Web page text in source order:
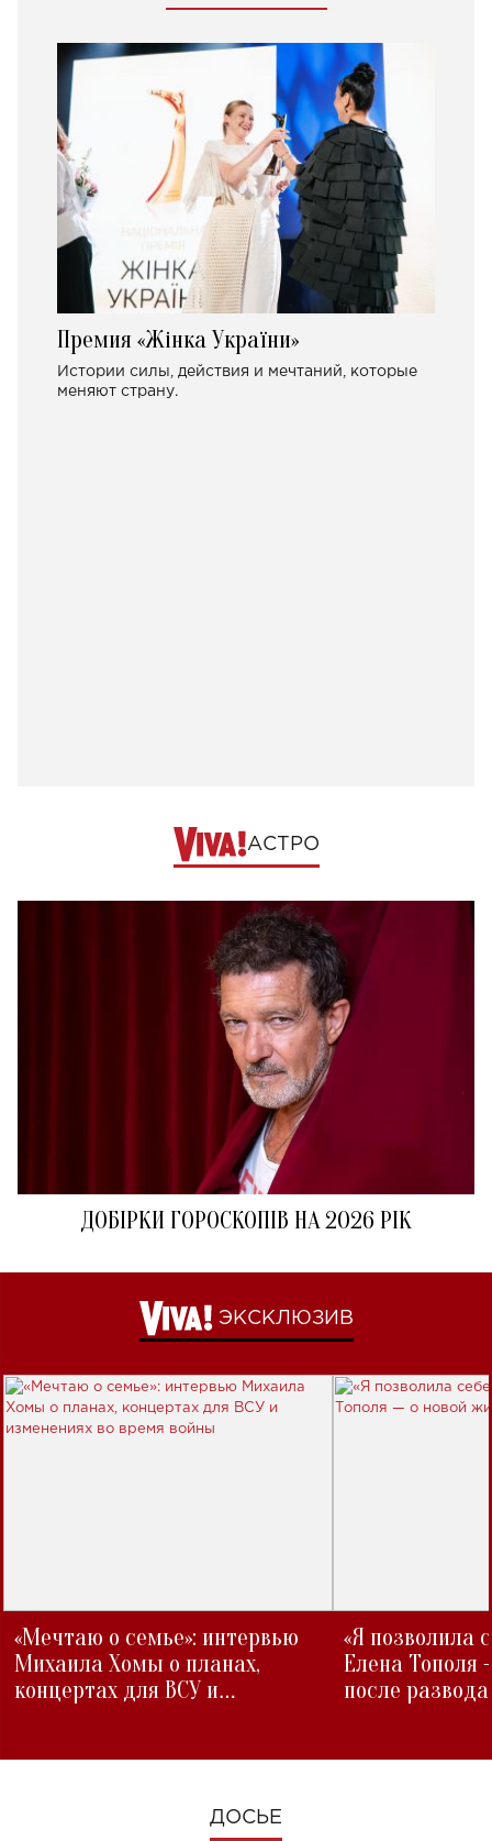
Премия «Жінка України»
Истории силы, действия и мечтаний, которые
меняют страну.
АСТРО
ДОБІРКИ ГОРОСКОПІВ НА 2026 РІК
ЭКСКЛЮЗИВ
«Мечтаю о семье»: интервью
Михаила Хомы о планах,
концертах для ВСУ и
«Я позволила
Елена Тополя
после развода
ДОСЬЕ